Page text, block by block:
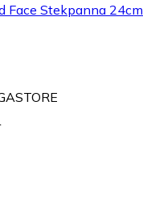
Face Stekpanna 24cm